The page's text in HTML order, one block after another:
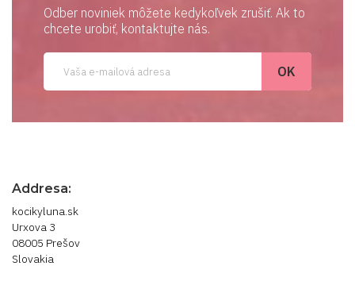
Odber noviniek môžete kedykoľvek zrušiť. Ak to
chcete urobiť, kontaktujte nás.
Addresa:
kocikyluna.sk
Urxova 3
08005 Prešov
Slovakia